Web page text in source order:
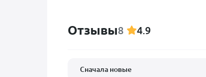
Отзывы8 4.9
Сначала новые